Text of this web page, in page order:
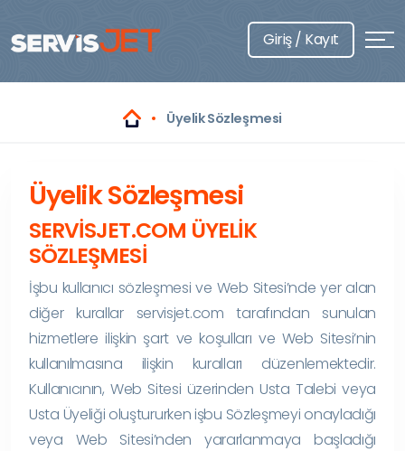
Giriş / Kayıt
Üyelik Sözleşmesi
Üyelik Sözleşmesi
SERVİSJET.COM ÜYELİK
SÖZLEŞMESİ
İşbu kullanıcı sözleşmesi ve Web Sitesi’nde yer alan
diğer kurallar servisjet.com tarafından sunulan
hizmetlere ilişkin şart ve koşulları ve Web Sitesi’nin
kullanılmasına ilişkin kuralları düzenlemektedir.
Kullanıcının, Web Sitesi üzerinden Usta Talebi veya
Usta Üyeliği oluştururken işbu Sözleşmeyi onayladığı
veya Web Sitesi’nden yararlanmaya başladığı